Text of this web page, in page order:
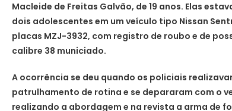
Macleide de Freitas Galvão, de 19 anos. Elas
dois adolescentes em um veículo tipo Nissan
placas MZJ-3932, com registro de roubo e de
calibre 38 municiado.
A ocorrência se deu quando os policiais
patrulhamento de rotina e se depararam com o
realizando a abordagem e na revista a arma de